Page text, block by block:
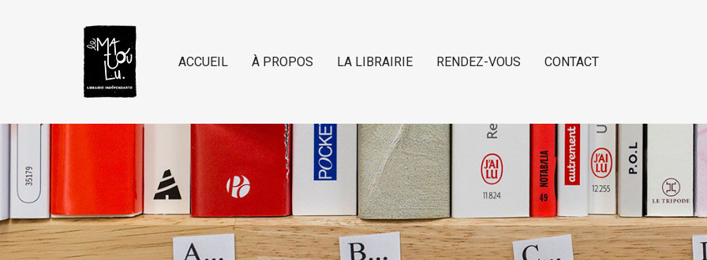
ACCUEIL À PROPOS LA LIBRAIRIE RENDEZ-VOUS CONTACT